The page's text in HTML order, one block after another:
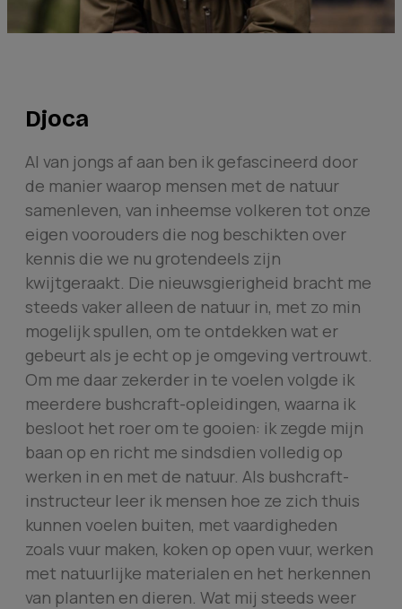
Djoca
Al van jongs af aan ben ik gefascineerd door
de manier waarop mensen met de natuur
samenleven, van inheemse volkeren tot onze
eigen voorouders die nog beschikten over
kennis die we nu grotendeels zijn
kwijtgeraakt. Die nieuwsgierigheid bracht me
steeds vaker alleen de natuur in, met zo min
mogelijk spullen, om te ontdekken wat er
gebeurt als je echt op je omgeving vertrouwt.
Om me daar zekerder in te voelen volgde ik
meerdere bushcraft-opleidingen, waarna ik
besloot het roer om te gooien: ik zegde mijn
baan op en richt me sindsdien volledig op
werken in en met de natuur. Als bushcraft-
instructeur leer ik mensen hoe ze zich thuis
kunnen voelen buiten, met vaardigheden
zoals vuur maken, koken op open vuur, werken
met natuurlijke materialen en het herkennen
van planten en dieren. Wat mij steeds weer